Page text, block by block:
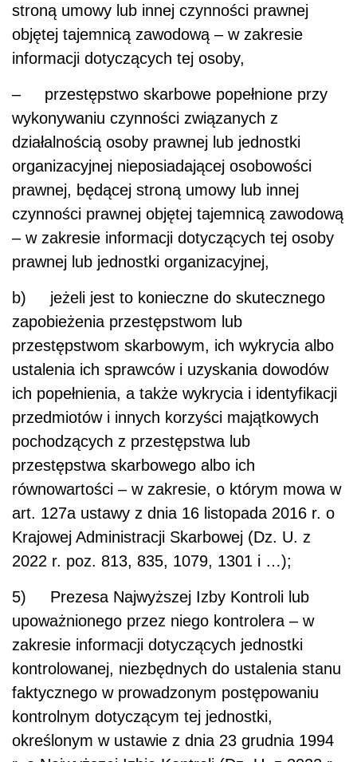
stroną umowy lub innej czynności prawnej
objętej tajemnicą zawodową – w zakresie
informacji dotyczących tej osoby,
– przestępstwo skarbowe popełnione przy
wykonywaniu czynności związanych z
działalnością osoby prawnej lub jednostki
organizacyjnej nieposiadającej osobowości
prawnej, będącej stroną umowy lub innej
czynności prawnej objętej tajemnicą zawodową
– w zakresie informacji dotyczących tej osoby
prawnej lub jednostki organizacyjnej,
b) jeżeli jest to konieczne do skutecznego
zapobieżenia przestępstwom lub
przestępstwom skarbowym, ich wykrycia albo
ustalenia ich sprawców i uzyskania dowodów
ich popełnienia, a także wykrycia i identyfikacji
przedmiotów i innych korzyści majątkowych
pochodzących z przestępstwa lub
przestępstwa skarbowego albo ich
równowartości – w zakresie, o którym mowa w
art. 127a ustawy z dnia 16 listopada 2016 r. o
Krajowej Administracji Skarbowej (Dz. U. z
2022 r. poz. 813, 835, 1079, 1301 i …);
5) Prezesa Najwyższej Izby Kontroli lub
upoważnionego przez niego kontrolera – w
zakresie informacji dotyczących jednostki
kontrolowanej, niezbędnych do ustalenia stanu
faktycznego w prowadzonym postępowaniu
kontrolnym dotyczącym tej jednostki,
określonym w ustawie z dnia 23 grudnia 1994